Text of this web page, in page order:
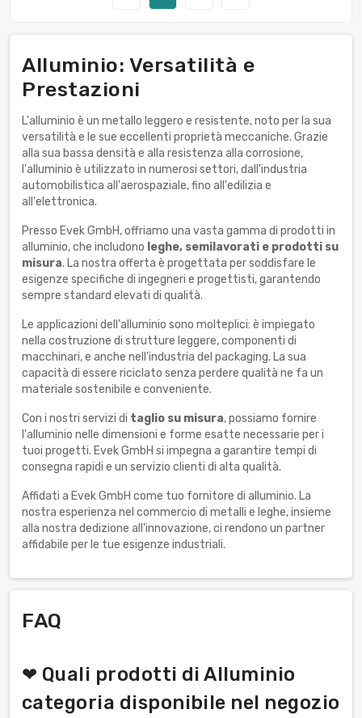
Alluminio: Versatilità e
Prestazioni
L'alluminio è un metallo leggero e resistente, noto per la sua
versatilità e le sue eccellenti proprietà meccaniche. Grazie
alla sua bassa densità e alla resistenza alla corrosione,
l'alluminio è utilizzato in numerosi settori, dall'industria
automobilistica all'aerospaziale, fino all'edilizia e
all'elettronica.
Presso Evek GmbH, offriamo una vasta gamma di prodotti in
alluminio, che includono leghe, semilavorati e prodotti su
misura. La nostra offerta è progettata per soddisfare le
esigenze specifiche di ingegneri e progettisti, garantendo
sempre standard elevati di qualità.
Le applicazioni dell'alluminio sono molteplici: è impiegato
nella costruzione di strutture leggere, componenti di
macchinari, e anche nell'industria del packaging. La sua
capacità di essere riciclato senza perdere qualità ne fa un
materiale sostenibile e conveniente.
Con i nostri servizi di taglio su misura, possiamo fornire
l'alluminio nelle dimensioni e forme esatte necessarie per i
tuoi progetti. Evek GmbH si impegna a garantire tempi di
consegna rapidi e un servizio clienti di alta qualità.
Affidati a Evek GmbH come tuo fornitore di alluminio. La
nostra esperienza nel commercio di metalli e leghe, insieme
alla nostra dedizione all'innovazione, ci rendono un partner
affidabile per le tue esigenze industriali.
FAQ
❤ Quali prodotti di Alluminio
categoria disponibile nel negozio